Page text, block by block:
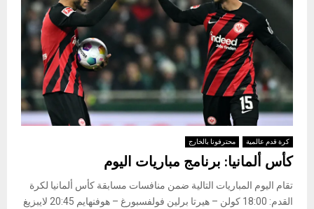
كرة قدم عالمية محترفونا بالخارج
كأس ألمانيا: برنامج مباريات اليوم
تقام اليوم المباريات التالية ضمن منافسات مسابقة كأس ألمانيا لكرة
القدم: 18:00 كولن – هيرتا برلين فولفسبورغ – هوفنهايم 20:45 لايبزيغ